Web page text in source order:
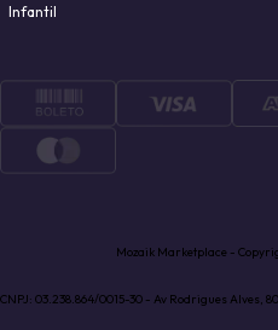
Infantil
Mozaik Marketplace -
CNPJ: 03.238.864/0015-30 - Av Rodrigues